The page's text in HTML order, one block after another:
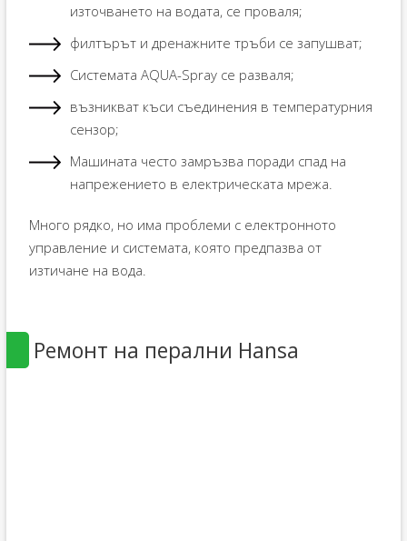
източването на водата, се проваля;
филтърът и дренажните тръби се запушват;
Системата AQUA-Spray се разваля;
възникват къси съединения в температурния
сензор;
Машината често замръзва поради спад на
напрежението в електрическата мрежа.
Много рядко, но има проблеми с електронното
управление и системата, която предпазва от
изтичане на вода.
Ремонт на перални Hansa